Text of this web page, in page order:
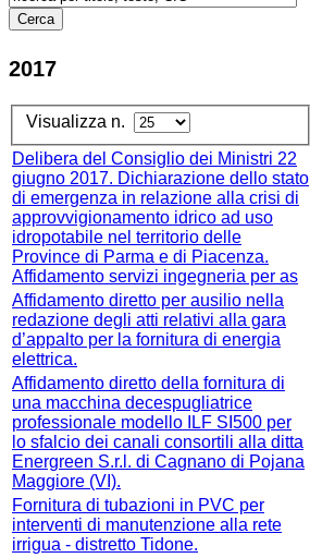
2017
Visualizza n.
Delibera del Consiglio dei Ministri 22
giugno 2017. Dichiarazione dello stato
di emergenza in relazione alla crisi di
approvvigionamento idrico ad uso
idropotabile nel territorio delle
Province di Parma e di Piacenza.
Affidamento servizi ingegneria per as
Affidamento diretto per ausilio nella
redazione degli atti relativi alla gara
d’appalto per la fornitura di energia
elettrica.
Affidamento diretto della fornitura di
una macchina decespugliatrice
professionale modello ILF SI500 per
lo sfalcio dei canali consortili alla ditta
Energreen S.r.l. di Cagnano di Pojana
Maggiore (VI).
Fornitura di tubazioni in PVC per
interventi di manutenzione alla rete
irrigua - distretto Tidone.